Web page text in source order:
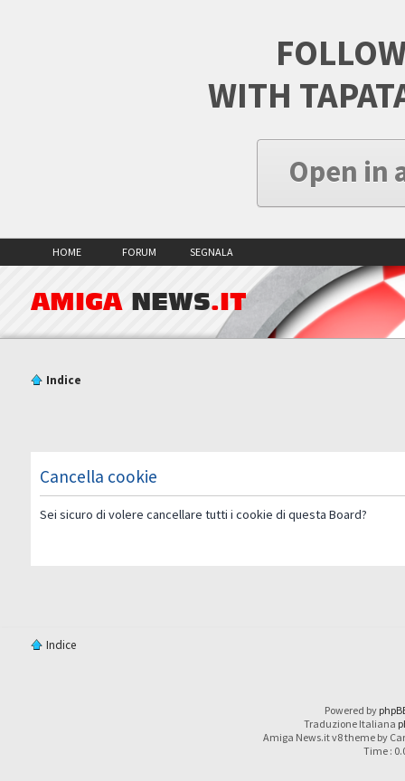
WITH
Open in
HOME FORUM SEGNALA
AMIGA NEWS.IT
Indice
Cancella cookie
Sei sicuro di volere cancellare tutti i cookie di questa Board?
Indice
Powered by
Traduzione Italiana
Amiga News.it v8 theme by
Time :